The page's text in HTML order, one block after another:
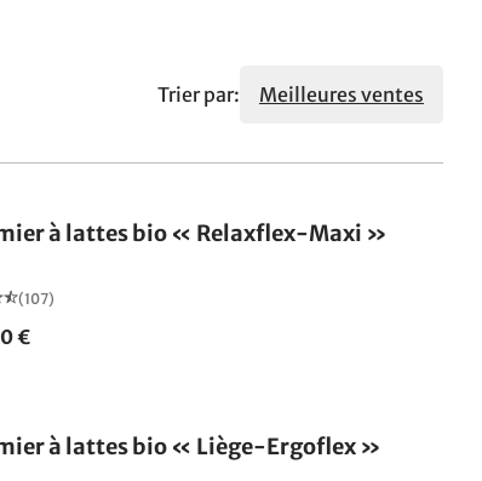
Trier par: Meilleures ventes
à lattes bio « Relaxflex-Maxi »
(107)
€
à lattes bio « Liège-Ergoflex »